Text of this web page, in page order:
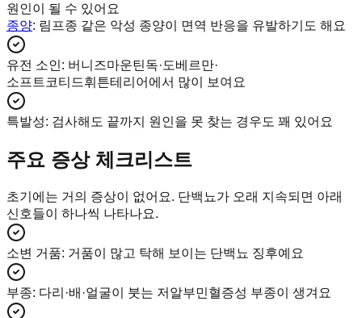
원인이 될 수 있어요
종양: 림프종 같은 악성 종양이 면역 반응을 유발하기도 해요
유전 소인: 버니즈마운틴독·도베르만·
소프트코티드휘튼테리어에서 많이 보여요
특발성: 검사해도 끝까지 원인을 못 찾는 경우도 꽤 있어요
주요 증상 체크리스트
초기에는 거의 증상이 없어요. 단백뇨가 오래 지속되면 아래
신호들이 하나씩 나타나요.
소변 거품: 거품이 많고 탁해 보이는 단백뇨 징후예요
부종: 다리·배·얼굴이 붓는 저알부민혈증성 부종이 생겨요